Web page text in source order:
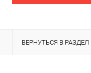
ВЕРНУТЬСЯ В РАЗДЕЛ